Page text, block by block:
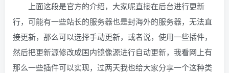
上面这段是官方的介绍，大家呢直接在后台进行更新
行，可能有一些站长的服务器也是封海外的服务器，无法直
接更新，那么可以选择手动更新，或者说，使用一些插件，
然后把更新源修改成国内镜像源进行自动更新，我看网上有
那么一些插件可以实现，过两天我也给大家分享一个这种类